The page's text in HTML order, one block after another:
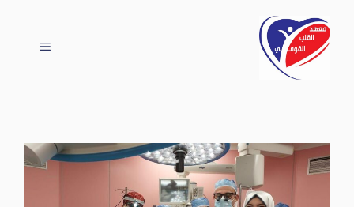
المحتوى
القائمة